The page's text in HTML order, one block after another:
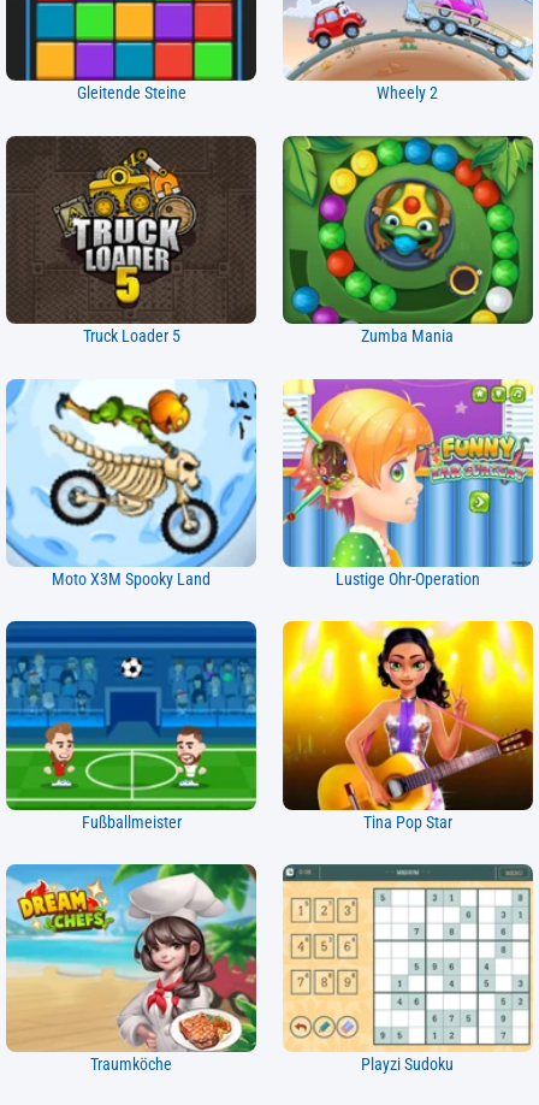
Gleitende Steine Wheely 2
Truck Loader 5 Zumba Mania
Moto X3M Spooky Land Lustige Ohr-Operation
Fußballmeister Tina Pop Star
Traumköche Playzi Sudoku